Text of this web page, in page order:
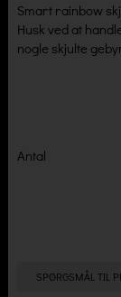
Smart rainbow
Husk ved at
nogle skjulte
Antal
SPØRGSMÅL TIL